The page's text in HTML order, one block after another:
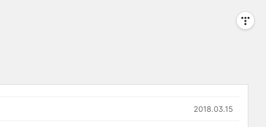
2018.03.15